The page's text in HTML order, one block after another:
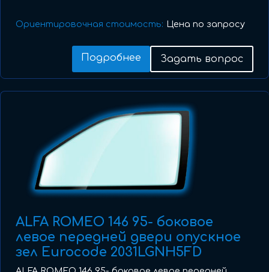
Ориентировочная стоимость: Цена по запросу
Подробнее Задать вопрос
ALFA ROMEO 146 95- боковое
левое передней двери опускное
зел Eurocode 2031LGNH5FD